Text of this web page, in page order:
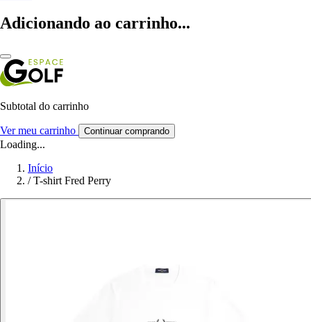
Adicionando ao carrinho...
Subtotal do carrinho
Ver meu carrinho Continuar comprando
Loading...
Início
/ T-shirt Fred Perry